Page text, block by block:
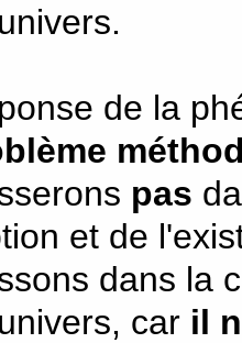
de la
pas
et de
dans la
car il